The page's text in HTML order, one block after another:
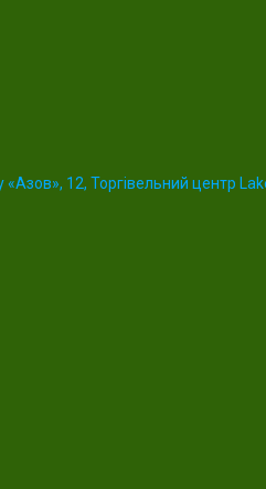
12, Торгівельний центр